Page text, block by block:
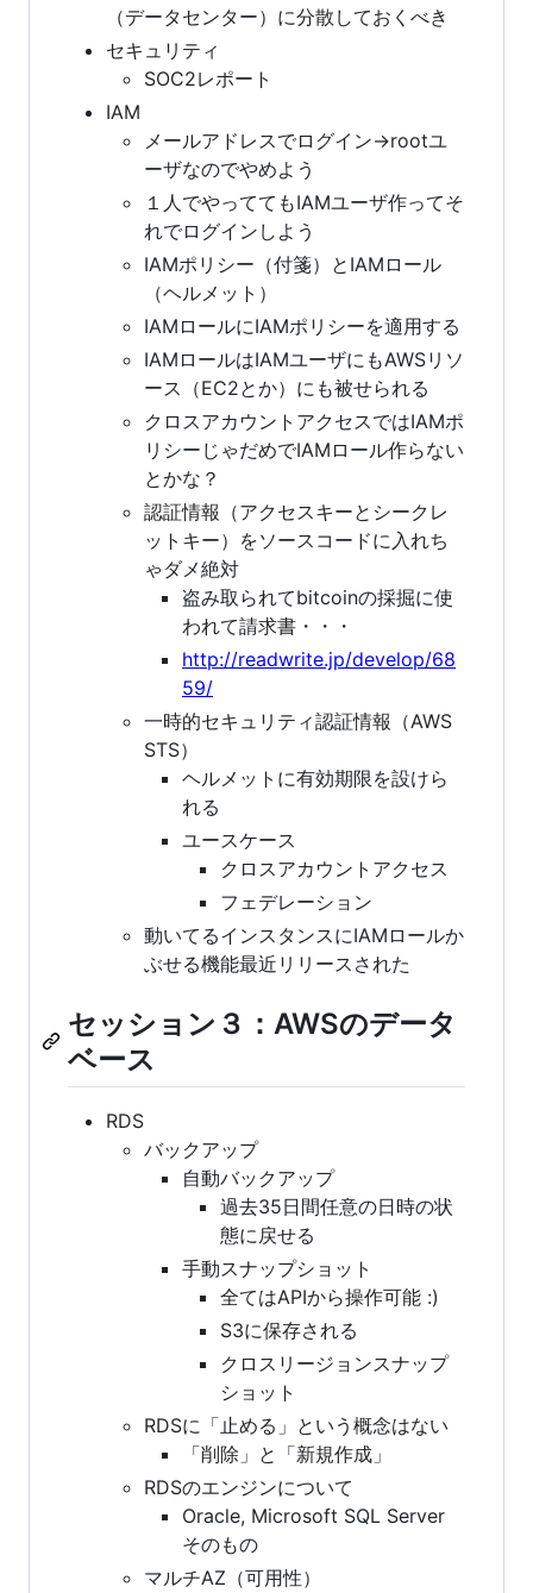
（データセンター）に分散しておくべき
セキュリティ
SOC2レポート
IAM
メールアドレスでログイン→rootユ
ーザなのでやめよう
１人でやっててもIAMユーザ作ってそ
れでログインしよう
IAMポリシー（付箋）とIAMロール
（ヘルメット）
IAMロールにIAMポリシーを適用する
IAMロールはIAMユーザにもAWSリソ
ース（EC2とか）にも被せられる
クロスアカウントアクセスではIAMポ
リシーじゃだめでIAMロール作らない
とかな？
認証情報（アクセスキーとシークレ
ットキー）をソースコードに入れち
ゃダメ絶対
盗み取られてbitcoinの採掘に使
われて請求書・・・
http://readwrite.jp/develop/68
59/
一時的セキュリティ認証情報（AWS
STS）
ヘルメットに有効期限を設けら
れる
ユースケース
クロスアカウントアクセス
フェデレーション
動いてるインスタンスにIAMロールか
ぶせる機能最近リリースされた
セッション３：AWSのデータ
ベース
RDS
バックアップ
自動バックアップ
過去35日間任意の日時の状
態に戻せる
手動スナップショット
全てはAPIから操作可能 :)
S3に保存される
クロスリージョンスナップ
ショット
RDSに「止める」という概念はない
「削除」と「新規作成」
RDSのエンジンについて
Oracle, Microsoft SQL Server
そのもの
マルチAZ（可用性）